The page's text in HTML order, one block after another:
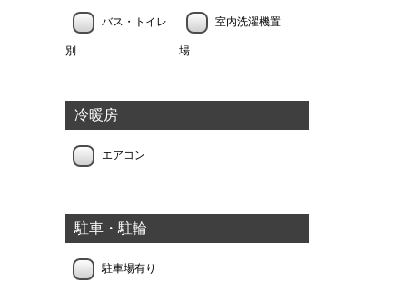
バス・トイレ
別
室内洗濯機置
場
冷暖房
エアコン
駐車・駐輪
駐車場有り